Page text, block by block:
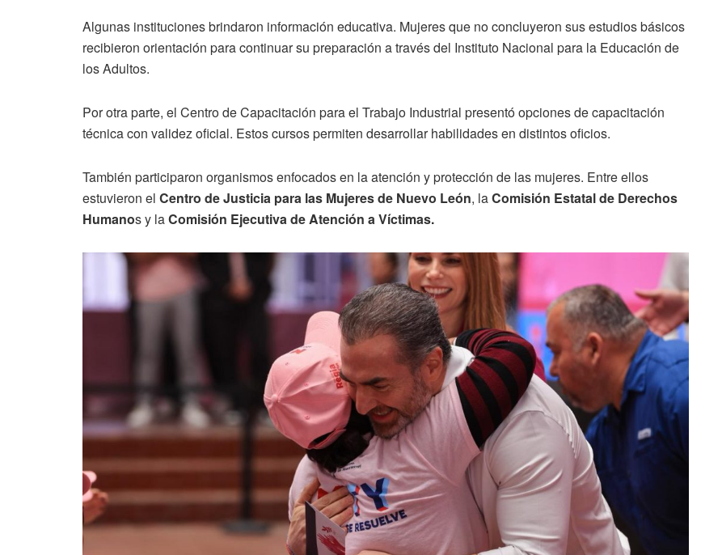
Algunas instituciones brindaron información educativa. Mujeres que no concluyeron sus estudios básicos
recibieron orientación para continuar su preparación a través del Instituto Nacional para la Educación de
los Adultos.
Por otra parte, el Centro de Capacitación para el Trabajo Industrial presentó opciones de capacitación
técnica con validez oficial. Estos cursos permiten desarrollar habilidades en distintos oficios.
También participaron organismos enfocados en la atención y protección de las mujeres. Entre ellos
estuvieron el Centro de Justicia para las Mujeres de Nuevo León, laComisión Estatal de Derechos
Humanos y laComisión Ejecutiva de Atención a Víctimas.